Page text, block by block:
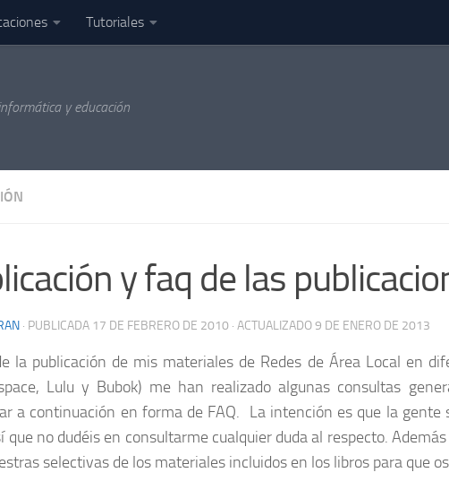
Tutoriales
y educación
y faq de las
· PUBLICADA 17 DE FEBRERO DE 2010 · ACTUALIZADO9 DE ENERO DE 2013
la publicación de mis materiales de Redes de Área Local en
Lulu y Bubok) me han realizado algunas consultas
a continuación en forma de FAQ. La intención es que la
que no dudéis en consultarme cualquier duda al respecto.
selectivas de los materiales incluidos en los libros para que